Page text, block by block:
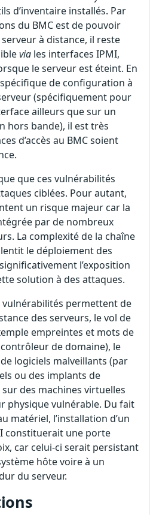
d’inventaire installés. Par
du BMC est de pouvoir
à distance, il reste
via les interfaces IPMI,
le serveur est éteint. En
de configuration à
(spécifiquement pour
ailleurs que sur un
hors bande), il est très
d’accès au BMC soient
que ces vulnérabilités
ciblées. Pour autant,
un risque majeur car la
par de nombreux
La complexité de la chaîne
le déploiement des
l’exposition
solution à des attaques.
vulnérabilités permettent de
des serveurs, le vol de
empreintes et mots de
de domaine), le
logiciels malveillants (par
ou des implants de
des machines virtuelles
physique vulnérable. Du fait
matériel, l’installation d’un
constituerait une porte
car celui-ci serait persistant
hôte voire à un
du serveur.